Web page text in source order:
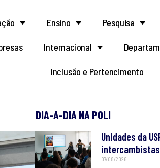
Ensino Pesquisa
Internacional
Inclusão e Pertencimento
DIA-A-DIA NA POLI
Unidades da
07/08/2026